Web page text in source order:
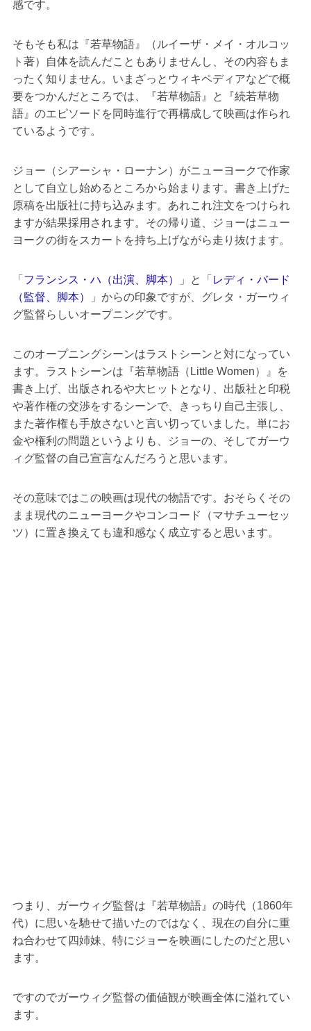
感です。
そもそも私は『若草物語』（ルイーザ・メイ・オルコッ
ト著）自体を読んだこともありませんし、その内容もま
ったく知りません。いまざっとウィキペディアなどで概
要をつかんだところでは、『若草物語』と『続若草物
語』のエピソードを同時進行で再構成して映画は作られ
ているようです。
ジョー（シアーシャ・ローナン）がニューヨークで作家
として自立し始めるところから始まります。書き上げた
原稿を出版社に持ち込みます。あれこれ注文をつけられ
ますが結果採用されます。その帰り道、ジョーはニュー
ヨークの街をスカートを持ち上げながら走り抜けます。
「 フランシス・ハ（出演、脚本） 」と「 レディ・バード
（監督、脚本）
」からの印象ですが、グレタ・ガーウィ
グ監督らしいオープニングです。
このオープニングシーンはラストシーンと対になってい
ます。ラストシーンは『若草物語（Little Women）』を
書き上げ、出版されるや大ヒットとなり、出版社と印税
や著作権の交渉をするシーンで、きっちり自己主張し、
また著作権も手放さないと言い切っていました。単にお
金や権利の問題というよりも、ジョーの、そしてガーウ
ィグ監督の自己宣言なんだろうと思います。
その意味ではこの映画は現代の物語です。おそらくその
まま現代のニューヨークやコンコード（マサチューセッ
ツ）に置き換えても違和感なく成立すると思います。
つまり、ガーウィグ監督は『若草物語』の時代（1860年
代）に思いを馳せて描いたのではなく、現在の自分に重
ね合わせて四姉妹、特にジョーを映画にしたのだと思い
ます。
ですのでガーウィグ監督の価値観が映画全体に溢れてい
ます。